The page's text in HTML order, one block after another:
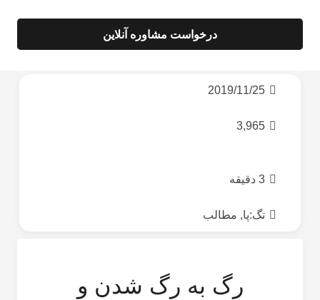
درخواست مشاوره آنلاین
2019/11/25
3,965
3 دقیقه
تگ:پا, مطالب
رگ به رگ شدن و